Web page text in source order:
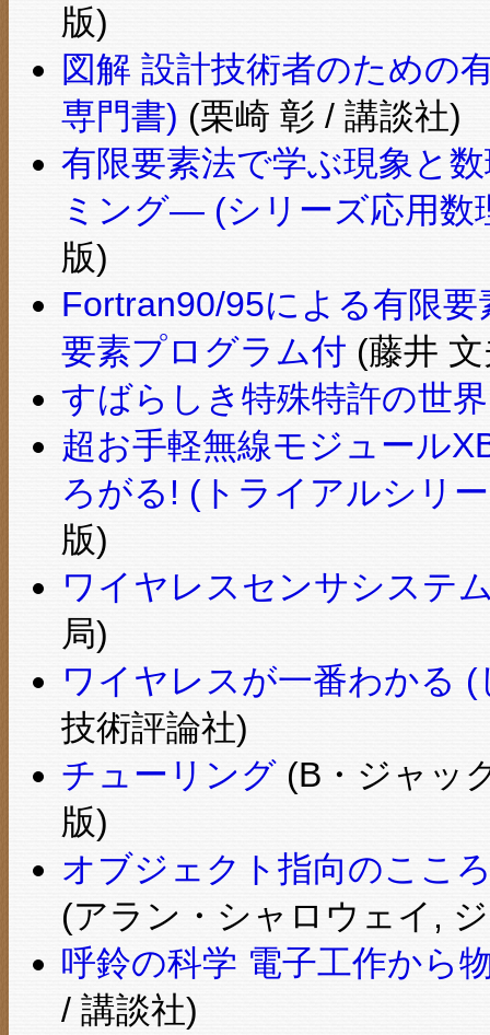
版)
図解 設計技術者のための
専門書) (栗崎 彰 / 講談社)
有限要素法で学ぶ現象と
ミング― (シリーズ応用数
版)
Fortran90/95による有限
要素プログラム付 (藤井
すばらしき特殊特許の世界
超お手軽無線モジュール
ろがる! (トライアルシリ
版)
ワイヤレスセンサシステ
局)
ワイヤレスが一番わかる (
技術評論社)
チューリング(B・ジャッ
版)
オブジェクト指向のここ
(アラン・シャロウェイ,
呼鈴の科学 電子工作から
/ 講談社)